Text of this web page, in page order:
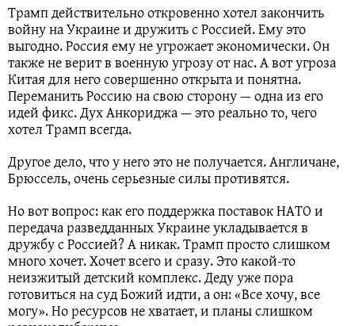
Трамп действительно откровенно хотел закончить
войну на Украине и дружить с Россией. Ему это
выгодно. Россия ему не угрожает экономически. Он
также не верит в военную угрозу от нас. А вот угроза
Китая для него совершенно открыта и понятна.
Переманить Россию на свою сторону — одна из его
идей фикс. Дух Анкориджа — это реально то, чего
хотел Трамп всегда.
Другое дело, что у него это не получается. Англичане,
Брюссель, очень серьезные силы противятся.
Но вот вопрос: как его поддержка поставок НАТО и
передача разведданных Украине укладывается в
дружбу с Россией? А никак. Трамп просто слишком
много хочет. Хочет всего и сразу. Это какой-то
неизжитый детский комплекс. Деду уже пора
готовиться на суд Божий идти, а он: «Все хочу, все
могу». Но ресурсов не хватает, и планы слишком